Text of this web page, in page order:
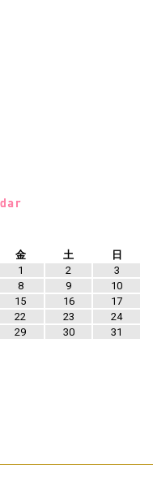
金 土
日
1
2
3
8 9
10
15 16
17
22 23
24
29 30
31